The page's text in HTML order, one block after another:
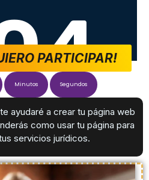
PARTICIPAR!
Minutos Segundos
ayudaré a crear tu página web
como usar tu página para
servicios jurídicos.